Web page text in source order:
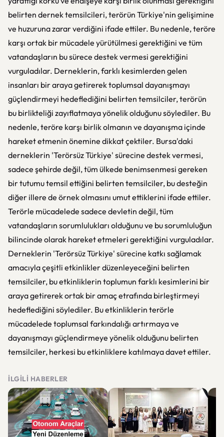
belirten dernek temsilcileri, terörün Türkiye'nin gelişimine
ve huzuruna zarar verdiğini ifade ettiler. Bu nedenle, teröre
karşı ortak bir mücadele yürütülmesi gerektiğini ve tüm
vatandaşların bu sürece destek vermesi gerektiğini
vurguladılar. Derneklerin, farklı kesimlerden gelen
insanları bir araya getirerek toplumsal dayanışmayı
güçlendirmeyi hedeflediğini belirten temsilciler, terörün
bu birlikteliği zayıflatmaya yönelik olduğunu söylediler. Bu
nedenle, teröre karşı birlik olmanın ve dayanışma içinde
hareket etmenin önemine dikkat çektiler. Bursa'daki
derneklerin 'Terörsüz Türkiye' sürecine destek vermesi,
sadece şehirde değil, tüm ülkede benimsenmesi gereken
bir tutumu temsil ettiğini belirten temsilciler, bu desteğin
diğer illere de örnek olmasını umut ettiklerini ifade ettiler.
Terörle mücadelede sadece devletin değil, tüm
vatandaşların sorumlulukları olduğunu ve bu sorumluluğun
bilincinde olarak hareket etmeleri gerektiğini vurguladılar.
Derneklerin 'Terörsüz Türkiye' sürecine katkı sağlamak
amacıyla çeşitli etkinlikler düzenleyeceğini belirten
temsilciler, bu etkinliklerin toplumun farklı kesimlerini bir
araya getirerek ortak bir amaç etrafında birleştirmeyi
hedeflediğini söylediler. Bu etkinliklerin terörle
mücadelede toplumsal farkındalığı artırmaya ve
dayanışmayı güçlendirmeye yönelik olduğunu belirten
temsilciler, herkesi bu etkinliklere katılmaya davet ettiler.
İLGILI HABERLER